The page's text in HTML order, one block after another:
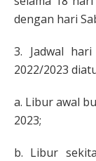
dengan hari
3. Jadwal
2022/2023
a. Libur awal
2023;
b. Libur